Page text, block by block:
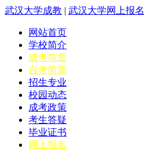
武汉大学成教 | 武汉大学网上报名
网站首页
学校简介
成考简章
自考简章
招生专业
校园动态
成考政策
考生答疑
毕业证书
网上报名